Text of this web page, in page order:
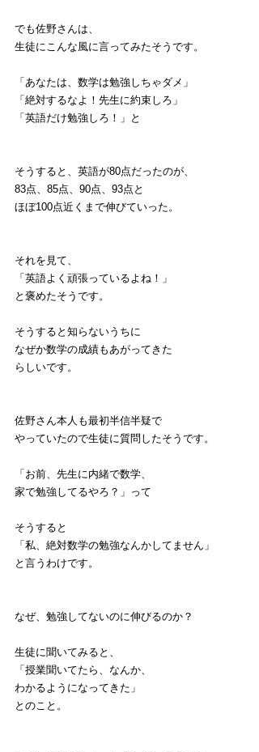
でも佐野さんは、
生徒にこんな風に言ってみたそうです。
「あなたは、数学は勉強しちゃダメ」
「絶対するなよ！先生に約束しろ」
「英語だけ勉強しろ！」と
そうすると、英語が80点だったのが、
83点、85点、90点、93点と
ほぼ100点近くまで伸びていった。
それを見て、
「英語よく頑張っているよね！」
と褒めたそうです。
そうすると知らないうちに
なぜか数学の成績もあがってきた
らしいです。
佐野さん本人も最初半信半疑で
やっていたので生徒に質問したそうです。
「お前、先生に内緒で数学、
家で勉強してるやろ？」って
そうすると
「私、絶対数学の勉強なんかしてません」
と言うわけです。
なぜ、勉強してないのに伸びるのか？
生徒に聞いてみると、
「授業聞いてたら、なんか、
わかるようになってきた」
とのこと。